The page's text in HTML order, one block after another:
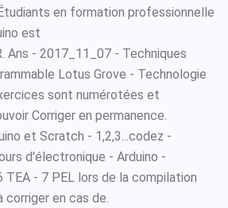
en formation professionnelle
est
Ans - 2017_11_07 - Techniques
Lotus Grove - Technologie
sont numérotées et
Corriger en permanence.
et Scratch - 1,2,3...codez -
d'électronique - Arduino -
TEA - 7 PEL lors de la compilation
corriger en cas de.